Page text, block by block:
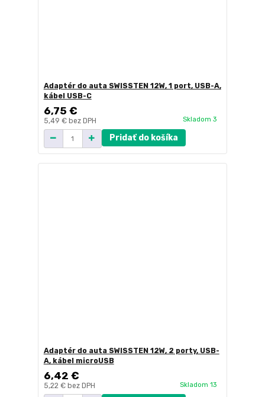
Adaptér do auta SWISSTEN 12W, 1 port, USB-A,
kábel USB-C
6,75 €
5,49 € bez DPH Skladom 3
Pridať do košíka
Adaptér do auta SWISSTEN 12W, 2 porty, USB-
A, kábel microUSB
6,42 €
5,22 € bez DPH Skladom 13